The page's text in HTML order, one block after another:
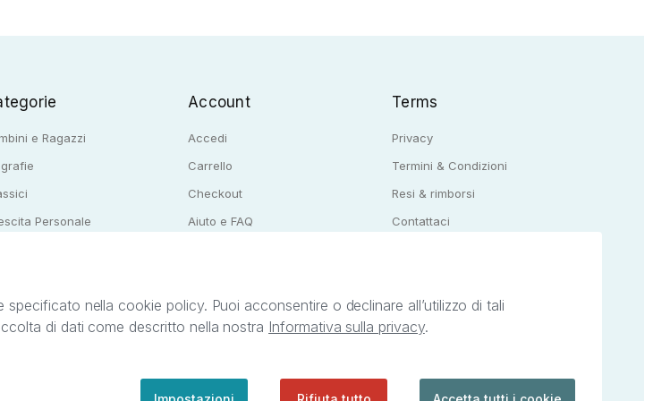
e Ragazzi
Personale
Account
Accedi
Carrello
Checkout
Aiuto e FAQ
Terms
Privacy
Termini & Condizioni
Resi & rimborsi
Contattaci
StreetLib S.r.l. è titolare di tutti i diritti di proprietà intellettuale afferenti ai marchi, loghi e
nella cookie policy. Puoi acconsentire o declinare all’utilizzo di tali
di dati come descritto nella nostra Informativa sulla privacy.